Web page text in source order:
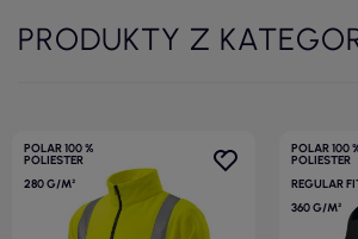
PRODUKTY Z
POLAR 100 %
POLIESTER
280 G/M²
POLAR 100
POLIESTER
REGULAR
360 G/M²